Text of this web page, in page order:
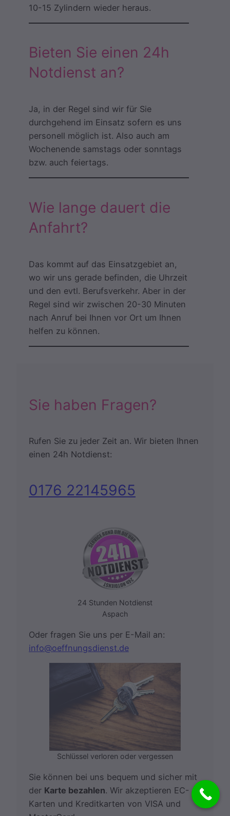
10-15 Zylindern wieder heraus.
Bieten Sie einen 24h
Notdienst an?
Ja, in der Regel sind wir für Sie
durchgehend im Einsatz sofern es uns
personell möglich ist. Also auch am
Wochenende samstags oder sonntags
bzw. auch feiertags.
Wie lange dauert die
Anfahrt?
Das kommt auf das Einsatzgebiet an,
wo wir uns gerade befinden, die Uhrzeit
und den evtl. Berufsverkehr. Aber in der
Regel sind wir zwischen 20-30 Minuten
nach Anruf bei Ihnen vor Ort um Ihnen
helfen zu können.
Sie haben Fragen?
Rufen Sie zu jeder Zeit an. Wir bieten Ihnen
einen 24h Notdienst:
0176 22145965
24 Stunden Notdienst
Aspach
Oder fragen Sie uns per E-Mail an:
info@oeffnungsdienst.de
Schlüssel verloren oder vergessen
Sie können bei uns bequem und sicher mit
der Karte bezahlen. Wir akzeptieren EC-
Karten und Kreditkarten von VISA und